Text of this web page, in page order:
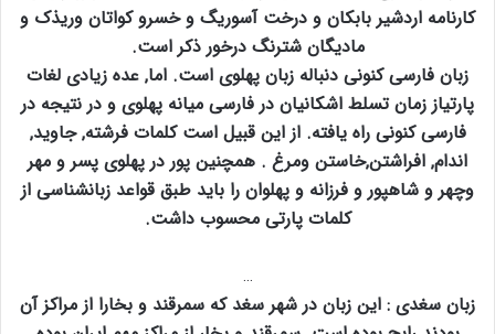
کارنامه اردشیر بابکان و درخت آسوریگ و خسرو کواتان وریذک و
مادیگان شترنگ درخور ذکر است.
زبان فارسی کنونی دنباله زبان پهلوی است. اما‚ عده زیادی لغات
پارتیاز زمان تسلط اشکانیان در فارسی میانه پهلوی و در نتیجه در
فارسی کنونی راه یافته. از این قبیل است کلمات فرشته‚ جاوید‚
اندام‚ افراشتن‚خاستن ومرغ . همچنین پور در پهلوی پسر و مهر
وچهر و شاهپور و فرزانه و پهلوان را باید طبق قواعد زبانشناسی از
کلمات پارتی محسوب داشت.
…
زبان سغدی : این زبان در شهر سغد که سمرقند و بخارا از مراکز آن